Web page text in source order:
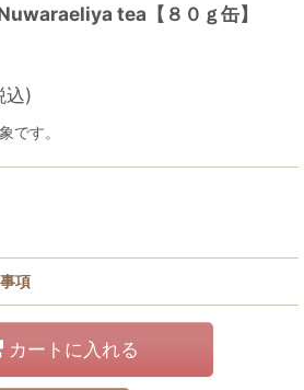
tea【８０ｇ缶】
込)
です。
項
カートに入れる